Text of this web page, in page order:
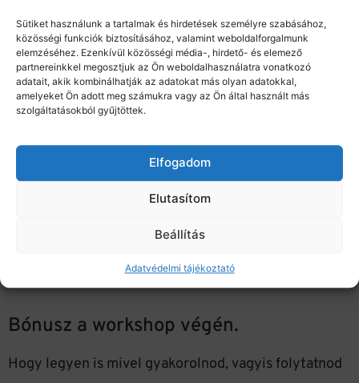
Sütiket használunk a tartalmak és hirdetések személyre szabásához,
közösségi funkciók biztosításához, valamint weboldalforgalmunk
elemzéséhez. Ezenkívül közösségi média-, hirdető- és elemező
partnereinkkel megosztjuk az Ön weboldalhasználatra vonatkozó
adatait, akik kombinálhatják az adatokat más olyan adatokkal,
amelyeket Ön adott meg számukra vagy az Ön által használt más
szolgáltatásokból gyűjtöttek.
Elfogadom
Elutasítom
Beállítás
Adatvédelmi tájékoztató
A workshop lényege, hogy begyakorold a
mozdulatokat, a szükséges tealevél mennyiséget, víz
hőfokot, áztatási időket, hogy a kóstoló után otthon is
alapszabály betartásával minden teából könnyedén
kihozhatod a maximumot, és a workshop végére
Bónusz a workshop végén.
Hogy legyen is mivel gyakorolnod, vagyis folytatnod